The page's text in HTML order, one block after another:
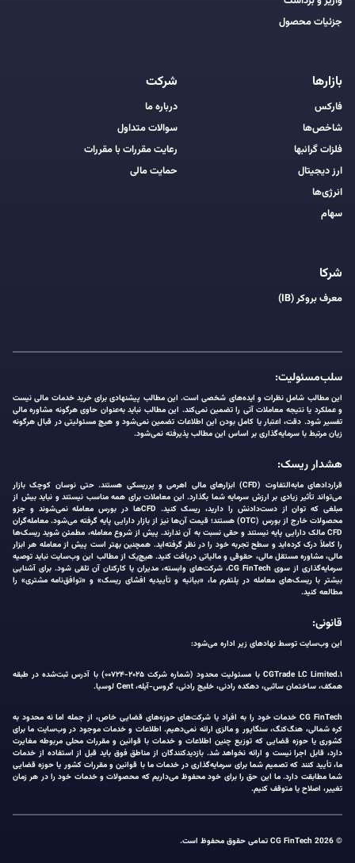
جزئیات محصول
بازارها
فارکس
شاخص‌ها
فلزات گرانبها
ارز دیجیتال
انرژی‌ها
سهام
شرکت
درباره ما
سوالات متداول
رعایت مقررات با مقررات
حمایت مالی
شرکا
معرف بروکر (IB)
سلب‌مسئولیت:
این مطالب شامل نظرات و ایده‌های شخصی است. این مطالب پیشنهادی برای خرید خدمات مالی نیست
و عملکرد یا نتیجه معاملات آتی را تضمین نمی‌کند. این مطالب نباید به‌عنوان حاوی هرگونه مشاوره مالی
تفسیر شود. دقت، اعتبار یا کامل بودن این اطلاعات تضمین نمی‌شود و هیچ مسئولیتی در قبال هرگونه
زیان مرتبط با سرمایه‌گذاری بر اساس این مطالب پذیرفته نمی‌شود.
هشدار ریسک:
قراردادهای مابه‌التفاوت (CFD) ابزارهای مالی اهرمی و پرریسکی هستند. حتی نوسان کوچک بازار
می‌تواند تأثیر زیادی بر ارزش سرمایه شما بگذارد. این معاملات برای همه مناسب نیستند و نباید بیش از
مبلغی که توان از دست‌دادنش را دارید، ریسک کنید. CFDها در بورس معامله نمی‌شوند و جزو
محصولات خارج از بورس (OTC) هستند؛ قیمت آن‌ها نیز از بازار دارایی پایه گرفته می‌شود. معامله‌گران
CFD مالک دارایی پایه نیستند و حقی نسبت به آن ندارند. پیش از شروع معامله، مطمئن شوید ریسک‌ها
را کاملاً درک کرده‌اید و سطح تجربه خود را در نظر گرفته‌اید. همچنین بهتر است پیش از معامله هر ابزار
مالی، مشاوره مستقل مالی، حقوقی و مالیاتی دریافت کنید. هیچ‌یک از مطالب این وب‌سایت نباید توصیه
سرمایه‌گذاری از سوی CG FinTech، شرکت‌های وابسته، مدیران یا کارکنان آن تلقی شود. برای آشنایی
بیشتر با ریسک‌های معامله در پلتفرم ما، «بیانیه و تأییدیه افشای ریسک» و «توافق‌نامه مشتری» را
مطالعه کنید.
قانونی:
این وب‌سایت توسط نهادهای زیر اداره می‌شود:
۱.CGTrade LC Limited با مسئولیت محدود (شماره شرکت ۲۰۲۵-۰۰۷۲۴) با آدرس ثبت‌شده در طبقه
همکف، ساختمان ساثبی، دهکده رادنی، خلیج رادنی، گروس-آیله، Cent لوسیا.
CG FinTech خدمات خود را به افراد یا شرکت‌های حوزه‌های قضایی خاص، از جمله اما نه محدود به
کره شمالی، هنگ‌کنگ، سنگاپور و مالزی ارائه نمی‌دهیم. اطلاعات و خدمات موجود در وب‌سایت ما برای
کشوری یا حوزه قضایی که توزیع چنین اطلاعات و خدمات با قوانین و مقررات محلی مربوطه مغایرت
دارد، قابل اجرا نیست و ارائه نخواهد شد. بازدیدکنندگان از مناطق فوق باید قبل از استفاده از خدمات
ما، تأیید کنند که تصمیم شما برای سرمایه‌گذاری در خدمات ما با قوانین و مقررات کشور یا حوزه قضایی
شما مطابقت دارد. ما این حق را برای خود محفوظ می‌داریم که محصولات و خدمات خود را در هر زمان
تغییر، اصلاح یا متوقف کنیم.
© 2026 CG FinTech تمامی حقوق محفوظ است.